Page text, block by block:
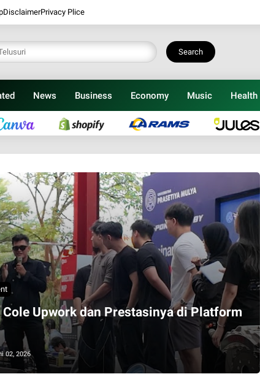
DisclaimerPrivacy Plice
Search
News Business Economy Music Health
Cole Upwork dan Prestasinya di Platform
02, 2026